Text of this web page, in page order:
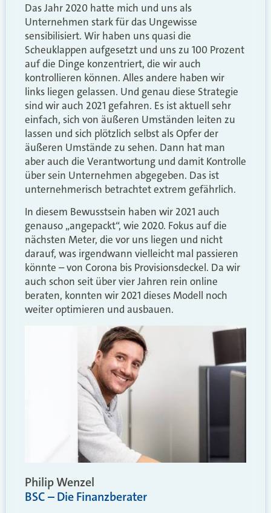
Das Jahr 2020 hatte mich und uns als
Unternehmen stark für das Ungewisse
sensibilisiert. Wir haben uns quasi die
Scheuklappen aufgesetzt und uns zu 100 Prozent
auf die Dinge konzentriert, die wir auch
kontrollieren können. Alles andere haben wir
links liegen gelassen. Und genau diese Strategie
sind wir auch 2021 gefahren. Es ist aktuell sehr
einfach, sich von äußeren Umständen leiten zu
lassen und sich plötzlich selbst als Opfer der
äußeren Umstände zu sehen. Dann hat man
aber auch die Verantwortung und damit Kontrolle
über sein Unternehmen abgegeben. Das ist
unternehmerisch betrachtet extrem gefährlich.
In diesem Bewusstsein haben wir 2021 auch
genauso „angepackt“, wie 2020. Fokus auf die
nächsten Meter, die vor uns liegen und nicht
darauf, was irgendwann vielleicht mal passieren
könnte – von Corona bis Provisionsdeckel. Da wir
auch schon seit über vier Jahren rein online
beraten, konnten wir 2021 dieses Modell noch
weiter optimieren und ausbauen.
Philip Wenzel
BSC – Die Finanzberater